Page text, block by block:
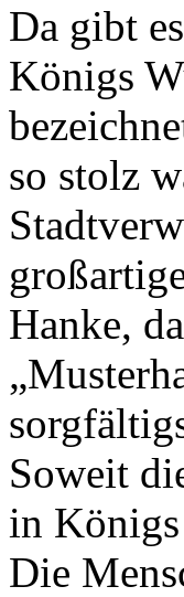
Da gibt
Königs
so stolz
Hanke,
Soweit
in
Die